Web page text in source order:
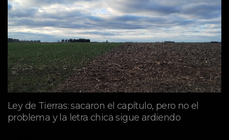
Ley de Tierras: sacaron el capítulo, pero no el
problema y la letra chica sigue ardiendo